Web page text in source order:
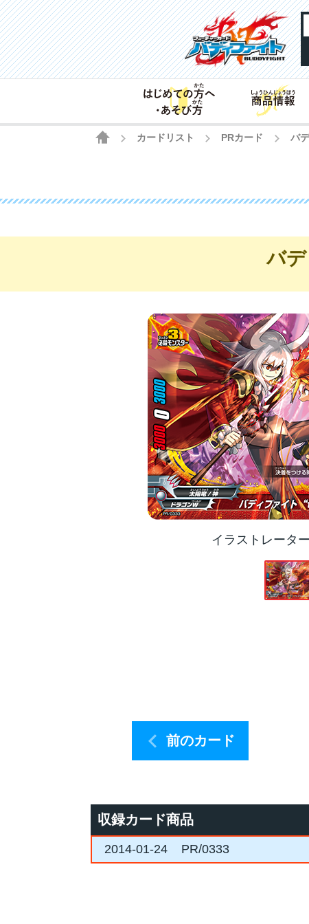
HOME
カードリスト PRカード バ
バ
イラストレーター
前のカード
収録カード商品
2014-01-24 PR/0333